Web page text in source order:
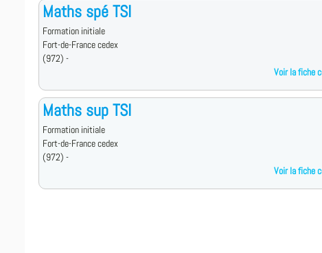
Maths spé TSI
Formation initiale
Fort-de-France cedex
(972) -
Voir la fiche
Maths sup TSI
Formation initiale
Fort-de-France cedex
(972) -
Voir la fiche